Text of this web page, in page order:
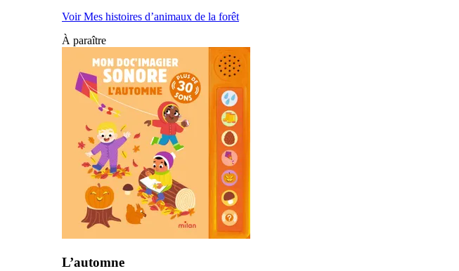
Voir Mes histoires d’animaux de la forêt
À paraître
L’automne